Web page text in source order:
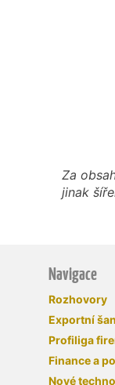
Za
jinak
Navigace
Rozhovory
Exportní
Profiliga
Finance a
Nové